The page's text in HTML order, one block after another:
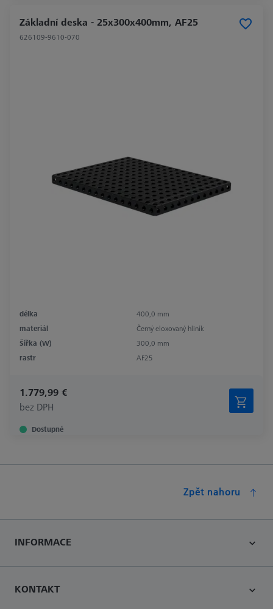
Základní deska - 25x300x400mm, AF25
626109-9610-070
délka
400,0 mm
materiál
Černý eloxovaný hliník
Šířka (W)
300,0 mm
rastr
AF25
1.779,99 €
bez DPH
Dostupné
Zpět nahoru
INFORMACE
KONTAKT